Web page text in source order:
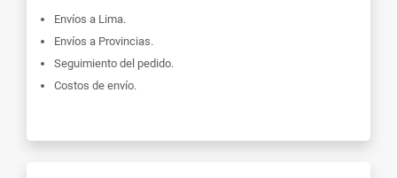
Envíos a Lima.
Envíos a Provincias.
Seguimiento del pedido.
Costos de envío.